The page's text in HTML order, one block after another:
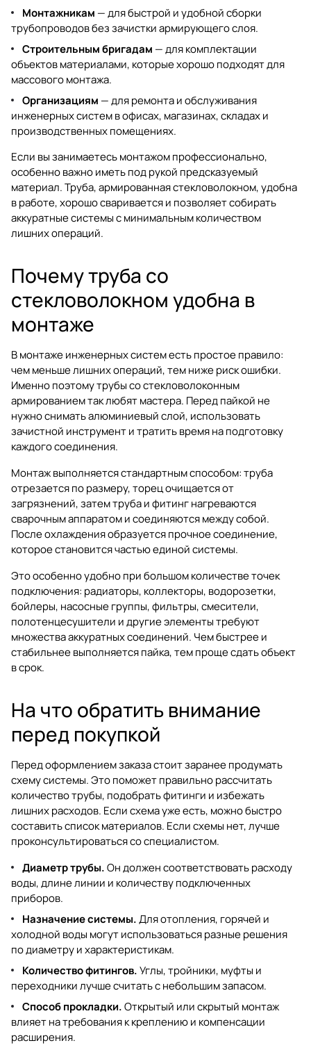
Монтажникам — для быстрой и удобной сборки
трубопроводов без зачистки армирующего слоя.
Строительным бригадам — для комплектации
объектов материалами, которые хорошо подходят для
массового монтажа.
Организациям — для ремонта и обслуживания
инженерных систем в офисах, магазинах, складах и
производственных помещениях.
Если вы занимаетесь монтажом профессионально,
особенно важно иметь под рукой предсказуемый
материал. Труба, армированная стекловолокном, удобна
в работе, хорошо сваривается и позволяет собирать
аккуратные системы с минимальным количеством
лишних операций.
Почему труба со
стекловолокном удобна в
монтаже
В монтаже инженерных систем есть простое правило:
чем меньше лишних операций, тем ниже риск ошибки.
Именно поэтому трубы со стекловолоконным
армированием так любят мастера. Перед пайкой не
нужно снимать алюминиевый слой, использовать
зачистной инструмент и тратить время на подготовку
каждого соединения.
Монтаж выполняется стандартным способом: труба
отрезается по размеру, торец очищается от
загрязнений, затем труба и фитинг нагреваются
сварочным аппаратом и соединяются между собой.
После охлаждения образуется прочное соединение,
которое становится частью единой системы.
Это особенно удобно при большом количестве точек
подключения: радиаторы, коллекторы, водорозетки,
бойлеры, насосные группы, фильтры, смесители,
полотенцесушители и другие элементы требуют
множества аккуратных соединений. Чем быстрее и
стабильнее выполняется пайка, тем проще сдать объект
в срок.
На что обратить внимание
перед покупкой
Перед оформлением заказа стоит заранее продумать
схему системы. Это поможет правильно рассчитать
количество трубы, подобрать фитинги и избежать
лишних расходов. Если схема уже есть, можно быстро
составить список материалов. Если схемы нет, лучше
проконсультироваться со специалистом.
Диаметр трубы.Он должен соответствовать расходу
воды, длине линии и количеству подключенных
приборов.
Назначение системы.Для отопления, горячей и
холодной воды могут использоваться разные решения
по диаметру и характеристикам.
Количество фитингов.Углы, тройники, муфты и
переходники лучше считать с небольшим запасом.
Способ прокладки.Открытый или скрытый монтаж
влияет на требования к креплению и компенсации
расширения.